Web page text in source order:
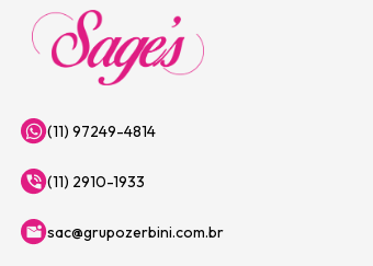
(11) 97249-4814
(11) 2910-1933
sac@grupozerbini.com.br